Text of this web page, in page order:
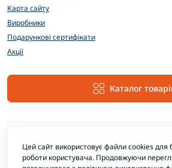
Карта сайту
Виробники
Подарункові сертифікати
Акції
Каталог
Цей сайт використовує файли cookies для
роботи користувача. Продовжуючи